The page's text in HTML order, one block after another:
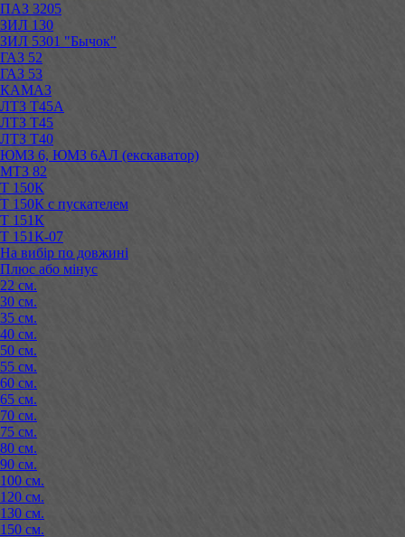
ПАЗ 3205
ЗИЛ 130
ЗИЛ 5301 "Бычок"
ГАЗ 52
ГАЗ 53
КАМАЗ
ЛТЗ Т45А
ЛТЗ Т45
ЛТЗ Т40
ЮМЗ 6, ЮМЗ 6АЛ (екскаватор)
МТЗ 82
Т 150К
Т 150К с пускателем
Т 151К
Т 151К-07
На вибір по довжині
Плюс або мінус
22 см.
30 см.
35 см.
40 см.
50 см.
55 см.
60 см.
65 см.
70 см.
75 см.
80 см.
90 см.
100 см.
120 см.
130 см.
150 см.